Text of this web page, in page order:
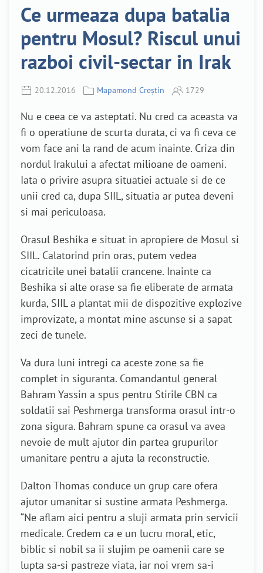
Ce urmeaza dupa batalia
pentru Mosul? Riscul unui
razboi civil-sectar in Irak
20.12.2016 Mapamond Creștin 1729
Nu e ceea ce va asteptati. Nu cred ca aceasta va
fi o operatiune de scurta durata, ci va fi ceva ce
vom face ani la rand de acum inainte. Criza din
nordul Irakului a afectat milioane de oameni.
Iata o privire asupra situatiei actuale si de ce
unii cred ca, dupa SIIL, situatia ar putea deveni
si mai periculoasa.
Orasul Beshika e situat in apropiere de Mosul si
SIIL. Calatorind prin oras, putem vedea
cicatricile unei batalii crancene. Inainte ca
Beshika si alte orase sa fie eliberate de armata
kurda, SIIL a plantat mii de dispozitive explozive
improvizate, a montat mine ascunse si a sapat
zeci de tunele.
Va dura luni intregi ca aceste zone sa fie
complet in siguranta. Comandantul general
Bahram Yassin a spus pentru Stirile CBN ca
soldatii sai Peshmerga transforma orasul intr-o
zona sigura. Bahram spune ca orasul va avea
nevoie de mult ajutor din partea grupurilor
umanitare pentru a ajuta la reconstructie.
Dalton Thomas conduce un grup care ofera
ajutor umanitar si sustine armata Peshmerga.
“Ne aflam aici pentru a sluji armata prin servicii
medicale. Credem ca e un lucru moral, etic,
biblic si nobil sa ii slujim pe oamenii care se
lupta sa-si pastreze viata, iar noi vrem sa-i